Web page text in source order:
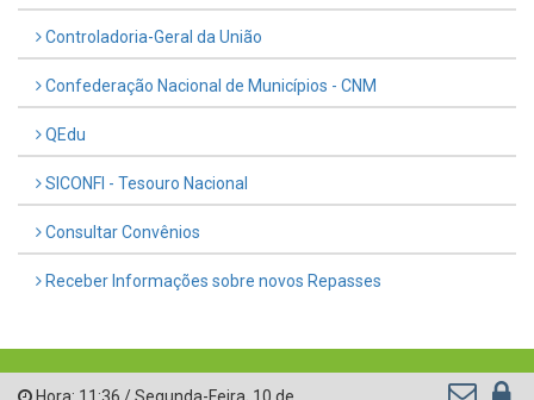
Controladoria-Geral da União
Confederação Nacional de Municípios - CNM
QEdu
SICONFI - Tesouro Nacional
Consultar Convênios
Receber Informações sobre novos Repasses